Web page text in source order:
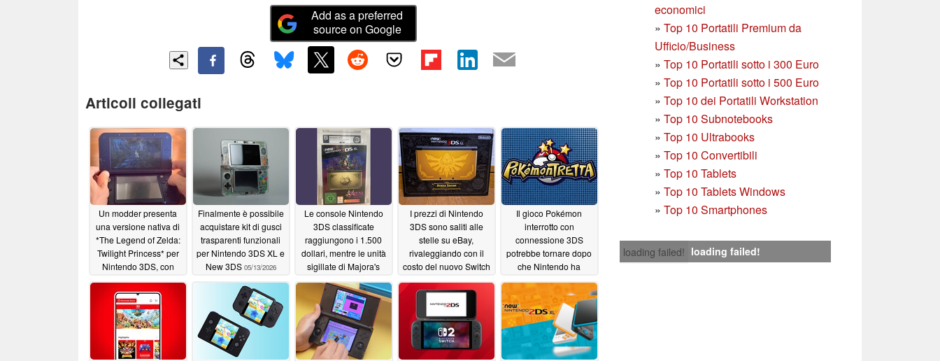
economici
» Top 10 Portatili Premium da
Ufficio/Business
» Top 10 Portatili sotto i 300 Euro
» Top 10 Portatili sotto i 500 Euro
» Top 10 dei Portatili Workstation
» Top 10 Subnotebooks
» Top 10 Ultrabooks
» Top 10 Convertibili
» Top 10 Tablets
» Top 10 Tablets Windows
» Top 10 Smartphones
loading failed! loading failed!
Add as a preferred
source on Google
Articoli collegati
Un modder presenta
una versione nativa di
*The Legend of Zelda:
Twilight Princess* per
Nintendo 3DS, con
3D stereoscopico
07/12/2026
Finalmente è possibile
acquistare kit di gusci
trasparenti funzionali
per Nintendo 3DS XL e
New 3DS 05/13/2026
Le console Nintendo
3DS classificate
raggiungono i 1.500
dollari, mentre le unità
sigillate di Majora's
per la sicurezza delle
batterie01/10/2026
I prezzi di Nintendo
3DS sono saliti alle
stelle su eBay,
rivaleggiando con il
costo del nuovo Switch
01/01/2026
Il gioco Pokémon
interrotto con
connessione 3DS
potrebbe tornare dopo
che Nintendo ha
marchio
11/25/2025